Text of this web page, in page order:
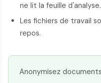
ne lit la feuille d'analyse.
Les fichiers de travail
repos.
Anonymisez